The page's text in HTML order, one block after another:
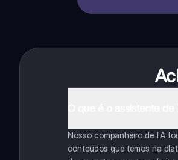
Nosso companheiro de IA
conteúdos que temos na